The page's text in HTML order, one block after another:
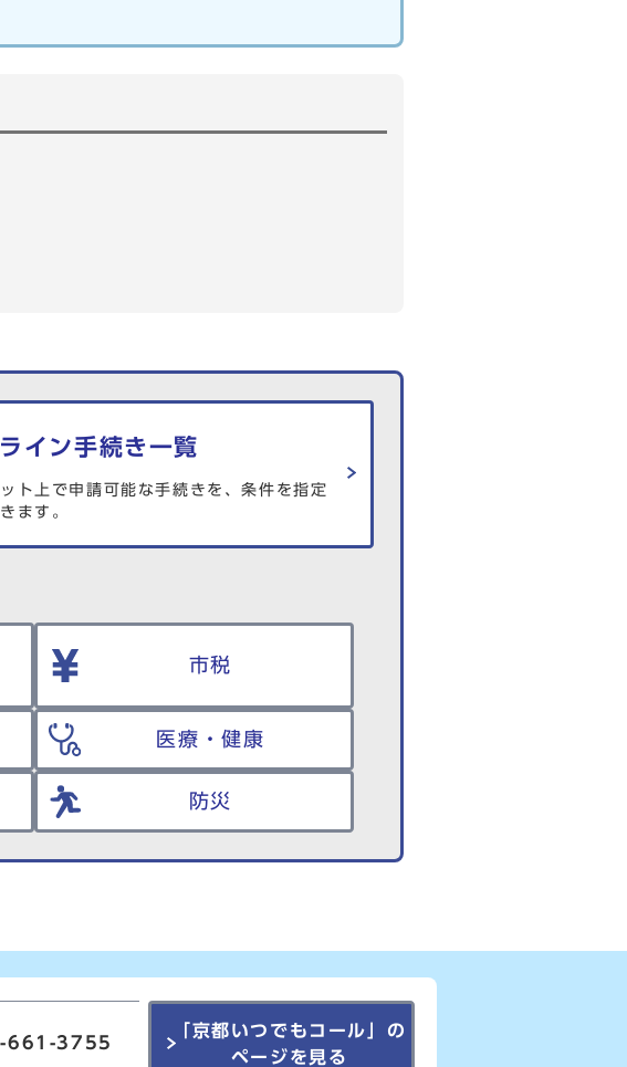
イン手続き一覧
ト上で申請可能な手続きを、条件を指定
ます。
市税
医療・健康
防災
661-3755
「京都いつでもコール」の
ページを見る